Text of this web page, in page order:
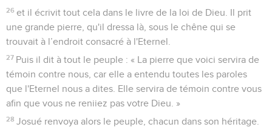
26 et il écrivit tout cela dans le livre de la loi de Dieu. Il prit
une grande pierre, qu'il dressa là, sous le chêne qui se
trouvait à l’endroit consacré à l'Eternel.
27 Puis il dit à tout le peuple : « La pierre que voici servira de
témoin contre nous, car elle a entendu toutes les paroles
que l'Eternel nous a dites. Elle servira de témoin contre vous
afin que vous ne reniiez pas votre Dieu. »
28 Josué renvoya alors le peuple, chacun dans son héritage.